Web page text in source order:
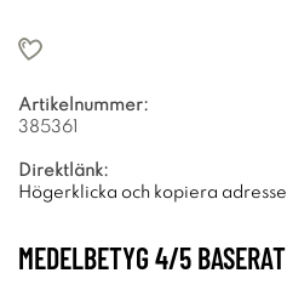
Artikelnummer:
385361
Direktlänk:
Högerklicka och kopiera
MEDELBETYG 4/5